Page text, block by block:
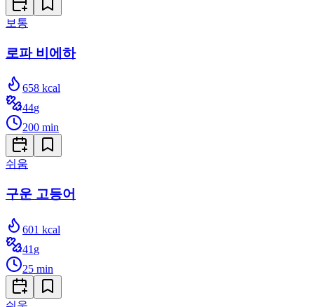
보통
로파 비에하
658 kcal
44g
200 min
쉬움
구운 고등어
601 kcal
41 g
25 min